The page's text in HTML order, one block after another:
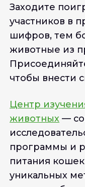
Заходите
участников в
шифров, тем
животные из
чтобы внести
Центр
животных —
программы и
питания
уникальных